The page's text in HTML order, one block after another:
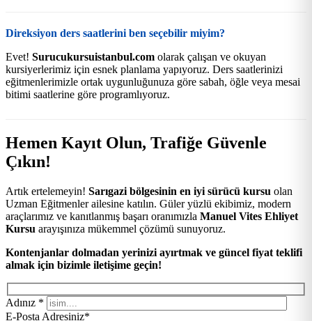
Direksiyon ders saatlerini ben seçebilir miyim?
Evet! Surucukursuistanbul.com olarak çalışan ve okuyan
kursiyerlerimiz için esnek planlama yapıyoruz. Ders saatlerinizi
eğitmenlerimizle ortak uygunluğunuza göre sabah, öğle veya mesai
bitimi saatlerine göre programlıyoruz.
Hemen Kayıt Olun, Trafiğe Güvenle
Çıkın!
Artık ertelemeyin! Sarıgazi bölgesinin en iyi sürücü kursu olan
Uzman Eğitmenler ailesine katılın. Güler yüzlü ekibimiz, modern
araçlarımız ve kanıtlanmış başarı oranımızla Manuel Vites Ehliyet
Kursu arayışınıza mükemmel çözümü sunuyoruz.
Kontenjanlar dolmadan yerinizi ayırtmak ve güncel fiyat teklifi
almak için bizimle iletişime geçin!
Adınız *
E-Posta Adresiniz*